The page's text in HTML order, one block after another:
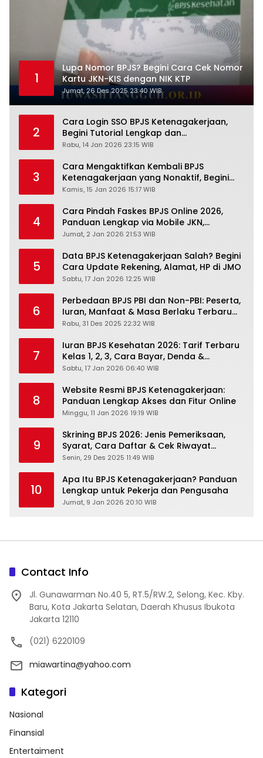
1
Lupa Nomor BPJS? Begini Cara Cek Nomor
Kartu JKN-KIS dengan NIK KTP
Jumat, 26 Des 2025 23:40 WIB
2
Cara Login SSO BPJS Ketenagakerjaan,
Begini Tutorial Lengkap dan
Pengertiannya
Rabu, 14 Jan 2026 23:15 WIB
3
Cara Mengaktifkan Kembali BPJS
Ketenagakerjaan yang Nonaktif, Begini
Panduan Lengkapnya
Kamis, 15 Jan 2026 15:17 WIB
4
Cara Pindah Faskes BPJS Online 2026,
Panduan Lengkap via Mobile JKN,
PANDAWA & Offiline Kantor Cabang
Jumat, 2 Jan 2026 21:53 WIB
5
Data BPJS Ketenagakerjaan Salah? Begini
Cara Update Rekening, Alamat, HP di JMO
Sabtu, 17 Jan 2026 12:25 WIB
6
Perbedaan BPJS PBI dan Non-PBI: Peserta,
Iuran, Manfaat & Masa Berlaku Terbaru
2026
Rabu, 31 Des 2025 22:32 WIB
7
Iuran BPJS Kesehatan 2026: Tarif Terbaru
Kelas 1, 2, 3, Cara Bayar, Denda &
Panduan Lengkap Peserta JKN-KIS
Sabtu, 17 Jan 2026 06:40 WIB
8
Website Resmi BPJS Ketenagakerjaan:
Panduan Lengkap Akses dan Fitur Online
Minggu, 11 Jan 2026 19:19 WIB
9
Skrining BPJS 2026: Jenis Pemeriksaan,
Syarat, Cara Daftar & Cek Riwayat
Kesehatan Gratis
Senin, 29 Des 2025 11:49 WIB
10
Apa Itu BPJS Ketenagakerjaan? Panduan
Lengkap untuk Pekerja dan Pengusaha
Jumat, 9 Jan 2026 20:10 WIB
Contact Info
Jl. Gunawarman No.40 5, RT.5/RW.2, Selong, Kec. Kby.
Baru, Kota Jakarta Selatan, Daerah Khusus Ibukota
Jakarta 12110
(021) 6220109
miawartina@yahoo.com
Kategori
Nasional
Finansial
Entertaiment